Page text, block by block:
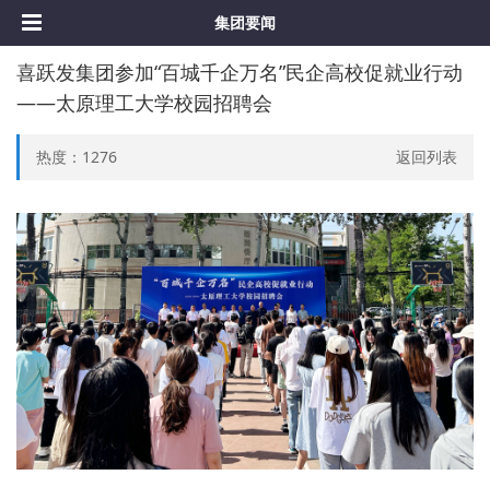
集团要闻
喜跃发集团参加“百城千企万名”民企高校促就业行动
——太原理工大学校园招聘会
热度： 1276 返回列表